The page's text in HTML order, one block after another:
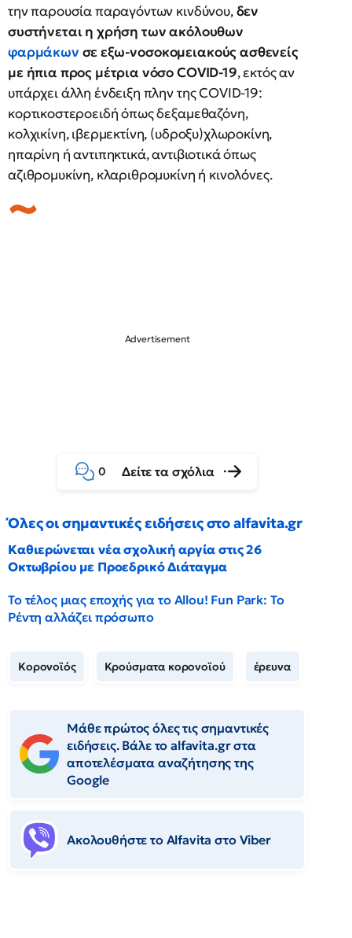
την παρουσία παραγόντων κινδύνου,δεν
συστήνεται η χρήση των ακόλουθων
φαρμάκων σε εξω-νοσοκομειακούς ασθενείς
με ήπια προς μέτρια νόσο COVID-19, εκτός αν
υπάρχει άλλη ένδειξη πλην της COVID-19:
κορτικοστεροειδή όπως δεξαμεθαζόνη,
κολχικίνη, ιβερμεκτίνη, (υδροξυ)χλωροκίνη,
ηπαρίνη ή αντιπηκτικά, αντιβιοτικά όπως
αζιθρομυκίνη, κλαριθρομυκίνη ή κινολόνες.
0 Δείτε τα σχόλια
Όλες οι σημαντικές ειδήσεις στο alfavita.gr
Καθιερώνεται νέα σχολική αργία στις 26
Οκτωβρίου με Προεδρικό Διάταγμα
Το τέλος μιας εποχής για το Allou! Fun Park: Το
Ρέντη αλλάζει πρόσωπο
Κορονοϊός Κρούσματα κορονοϊού έρευνα
Μάθε πρώτος όλες τις σημαντικές
ειδήσεις. Βάλε το alfavita.gr στα
αποτελέσματα αναζήτησης της
Google
Ακολουθήστε το Αlfavita στο Viber